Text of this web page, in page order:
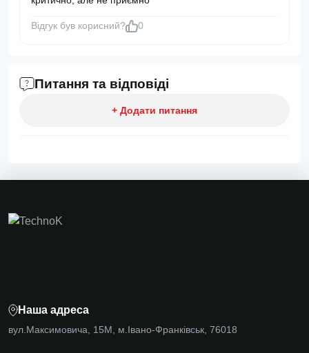
Відгук був корисний? 0
Питання та відповіді
+ Додати питання
Наша адреса
вул.Максимовича, 15М, м.Івано-Франківськ, 76018